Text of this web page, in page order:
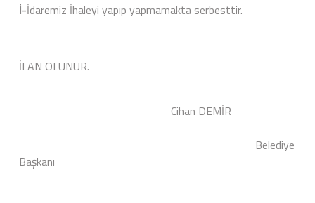
İ-İdaremiz İhaleyi yapıp yapmamakta serbesttir.
İLAN OLUNUR.
Cihan DEMİR
Belediye
Başkanı